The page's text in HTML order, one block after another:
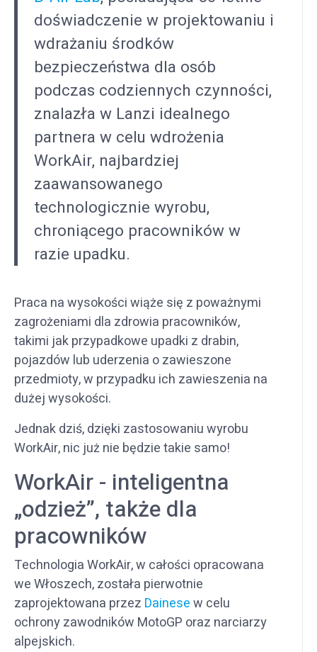
doświadczenie w projektowaniu i
wdrażaniu środków
bezpieczeństwa dla osób
podczas codziennych czynności,
znalazła w Lanzi idealnego
partnera w celu wdrożenia
WorkAir, najbardziej
zaawansowanego
technologicznie wyrobu,
chroniącego pracowników w
razie upadku.
Praca na wysokości wiąże się z poważnymi
zagrożeniami dla zdrowia pracowników,
takimi jak przypadkowe upadki z drabin,
pojazdów lub uderzenia o zawieszone
przedmioty, w przypadku ich zawieszenia na
dużej wysokości.
Jednak dziś, dzięki zastosowaniu wyrobu
WorkAir, nic już nie będzie takie samo!
WorkAir - inteligentna
„odzież”, także dla
pracowników
Technologia WorkAir, w całości opracowana
we Włoszech, została pierwotnie
zaprojektowana przez Dainesew celu
ochrony zawodników MotoGP oraz narciarzy
alpejskich.